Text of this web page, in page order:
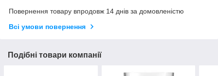
Повернення товару впродовж 14 днів за домовленістю
Всі умови повернення
Подібні товари компанії